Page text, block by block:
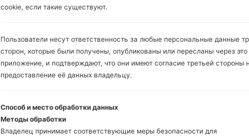
Если вы хотите
cookie, если такие существуют.
Пользователи несут ответственность за любые персональные данные
сторон, которые были получены, опубликованы или пересланы через это
приложение, и подтверждают, что они имеют согласие третьей стороны
предоставление её данных владельцу.
Способ и место обработки данных
Методы обработки
Владелец принимает соответствующие меры безопасности для